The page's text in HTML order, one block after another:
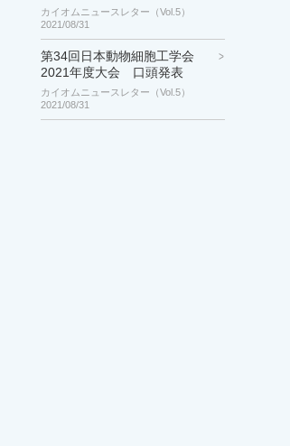
カイオムニュースレター（Vol.5）
2021/08/31
第34回日本動物細胞工学会
2021年度大会 口頭発表
カイオムニュースレター（Vol.5）
2021/08/31